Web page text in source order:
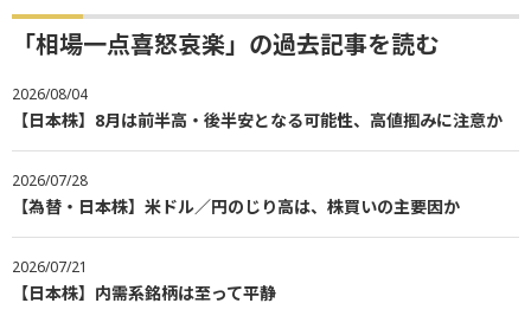
「相場一点喜怒哀楽」の過去記事を読む
2026/08/04
【日本株】8月は前半高・後半安となる可能性、高値掴みに注意か
2026/07/28
【為替・日本株】米ドル／円のじり高は、株買いの主要因か
2026/07/21
【日本株】内需系銘柄は至って平静